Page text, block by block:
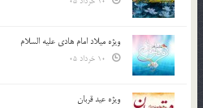
ویژه میلاد امام هادی علیه السلام
ویژه عید قربان